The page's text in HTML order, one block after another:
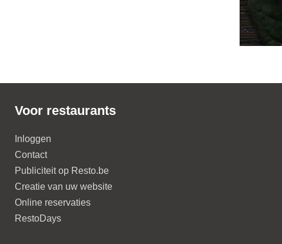
Voor restaurants
Inloggen
Contact
Publiciteit op Resto.be
Creatie van uw website
Online reservaties
RestoDays